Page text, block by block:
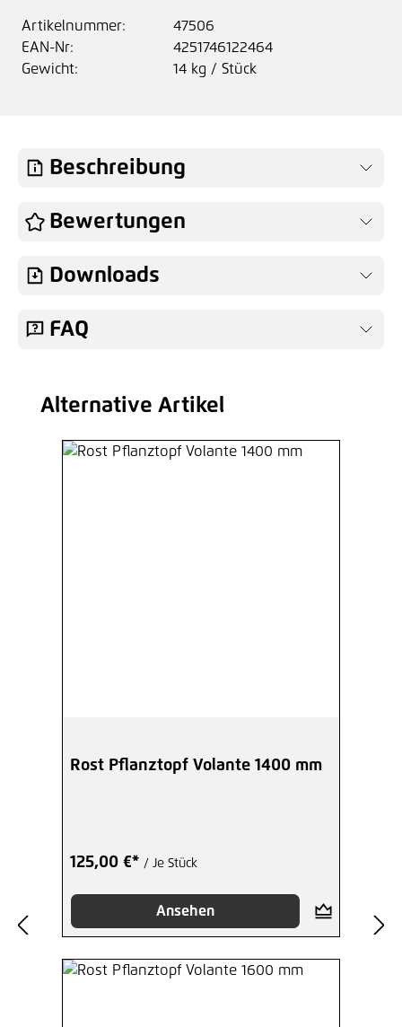
Artikelnummer:
47506
EAN-Nr:
4251746122464
Gewicht:
14 kg / Stück
Beschreibung
Bewertungen
Downloads
FAQ
Produktgalerie überspringen
Alternative Artikel
Rost Pflanztopf Volante 1400 mm
125,00 €* / Je Stück
Ansehen